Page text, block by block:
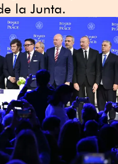
la Junta.